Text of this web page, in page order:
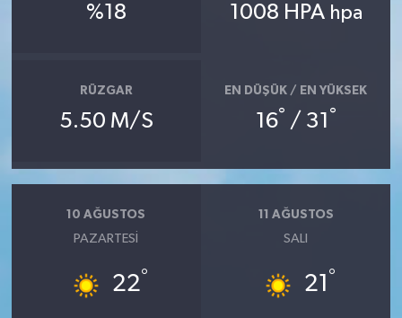
%18 1008 HPA hpa
RÜZGAR
5.50 M/S
EN DÜŞÜK / EN YÜKSEK
16° / 31 °
10 AĞUSTOS
PAZARTESI
22°
11 AĞUSTOS
SALI
21 °